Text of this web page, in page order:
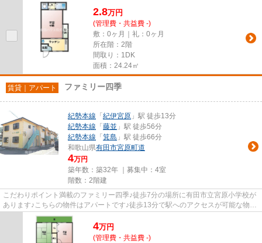
2.8万円
(管理費・共益費 -)
敷：0ヶ月｜礼：0ヶ月
所在階：2階
間取り：1DK
面積：24.24㎡
賃貸｜アパート ファミリー四季
紀勢本線 「 紀伊宮原 」駅 徒歩13分
紀勢本線 「 藤並 」駅 徒歩56分
紀勢本線 「 箕島 」駅 徒歩66分
和歌山県有田市宮原町道
4万円
築年数：築32年 ｜募集中： 4室
階数：2階建
こだわりポイント満載のファミリー四季♪徒歩7分の場所に有田市立宮原小学校が
あります♪こちらの物件はアパートです♪徒歩13分で駅へのアクセスが可能な物件
です♪紀勢本線紀伊宮原周辺の...
4万円
(管理費・共益費 -)